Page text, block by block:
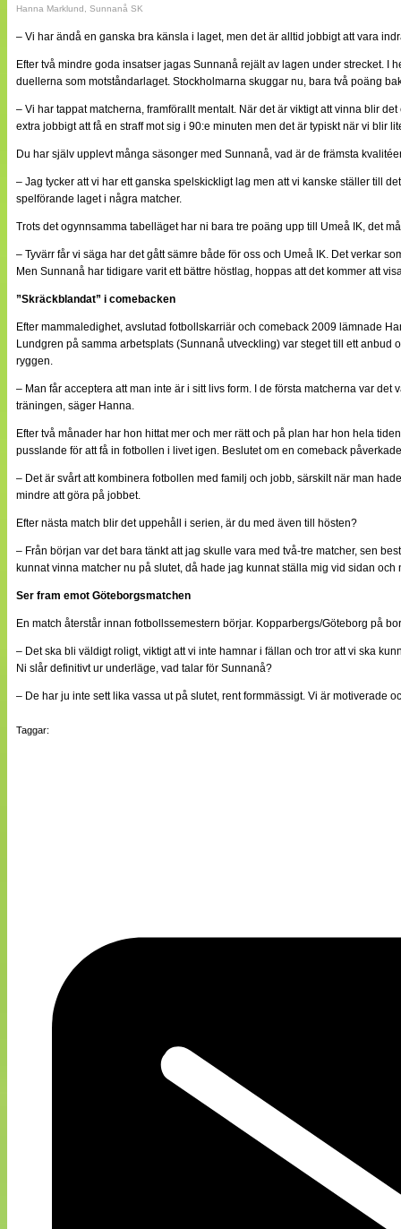
Hanna Marklund, Sunnanå SK
– Vi har ändå en ganska bra känsla i laget, men det är alltid jobbigt att vara
Efter två mindre goda insatser jagas Sunnanå rejält av lagen under strecket. I
duellerna som motståndarlaget. Stockholmarna skuggar nu, bara två poäng
– Vi har tappat matcherna, framförallt mentalt. När det är viktigt att vinna blir
extra jobbigt att få en straff mot sig i 90:e minuten men det är typiskt när vi blir
Du har själv upplevt många säsonger med Sunnanå, vad är de främsta
– Jag tycker att vi har ett ganska spelskickligt lag men att vi kanske ställer till
spelförande laget i några matcher.
Trots det ogynnsamma tabelläget har ni bara tre poäng upp till Umeå IK, det
– Tyvärr får vi säga har det gått sämre både för oss och Umeå IK. Det verkar
Men Sunnanå har tidigare varit ett bättre höstlag, hoppas att det kommer att
”Skräckblandat” i comebacken
Efter mammaledighet, avslutad fotbollskarriär och comeback 2009 lämnade
Lundgren på samma arbetsplats (Sunnanå utveckling) var steget till ett
ryggen.
– Man får acceptera att man inte är i sitt livs form. I de första matcherna var
träningen, säger Hanna.
Efter två månader har hon hittat mer och mer rätt och på plan har hon hela
pusslande för att få in fotbollen i livet igen. Beslutet om en comeback
– Det är svårt att kombinera fotbollen med familj och jobb, särskilt när man
mindre att göra på jobbet.
Efter nästa match blir det uppehåll i serien, är du med även till hösten?
– Från början var det bara tänkt att jag skulle vara med två-tre matcher, sen
kunnat vinna matcher nu på slutet, då hade jag kunnat ställa mig vid sidan och
Ser fram emot Göteborgsmatchen
En match återstår innan fotbollssemestern börjar. Kopparbergs/Göteborg på
– Det ska bli väldigt roligt, viktigt att vi inte hamnar i fällan och tror att vi ska
Ni slår definitivt ur underläge, vad talar för Sunnanå?
– De har ju inte sett lika vassa ut på slutet, rent formmässigt. Vi är motiverade
Taggar: